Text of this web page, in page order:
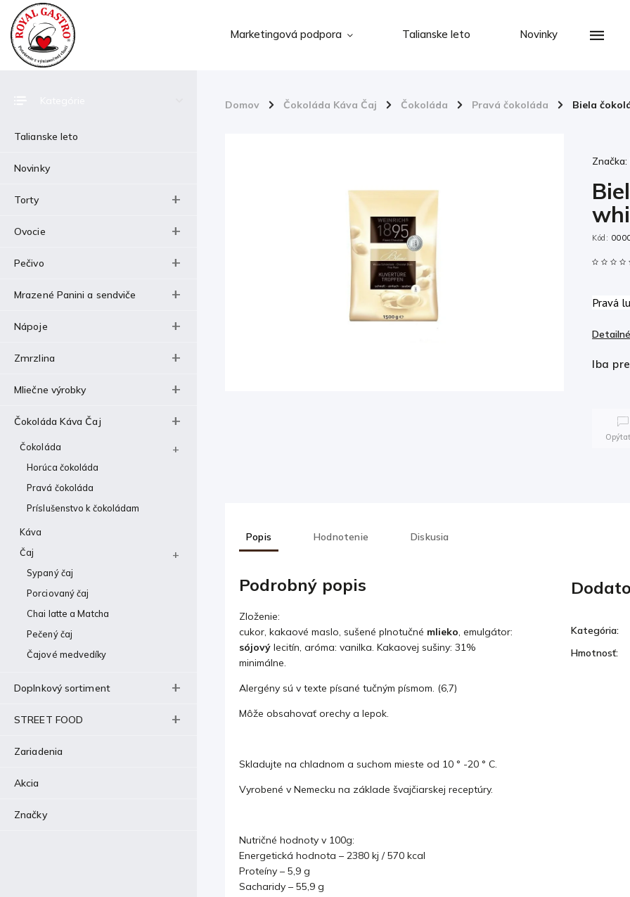
Marketingová podpora Talianske leto Novinky
Domov / Čokoláda Káva Čaj / Čokoláda / Pravá čokoláda / Biela
Talianske leto
Novinky
Torty
Ovocie
Pečivo
Mrazené Panini a sendviče
Nápoje
Zmrzlina
Mliečne výrobky
Čokoláda Káva Čaj
Čokoláda
Horúca čokoláda
Pravá čokoláda
Príslušenstvo k čokoládam
Káva
Čaj
Sypaný čaj
Porciovaný čaj
Chai latte a Matcha
Pečený čaj
Čajové medvedíky
Doplnkový sortiment
STREET FOOD
Zariadenia
Akcia
Značky
Kód:
Pravá
Značka:
Iba
Popis Hodnotenie Diskusia
Podrobný popis
Zloženie:
cukor, kakaové maslo, sušené plnotučné mlieko, emulgátor:
sójový lecitín, aróma: vanilka. Kakaovej sušiny: 31%
minimálne.
Alergény sú v texte písané tučným písmom. (6,7)
Môže obsahovať orechy a lepok.
Skladujte na chladnom a suchom mieste od 10 ° -20 ° C.
Vyrobené v Nemecku na základe švajčiarskej receptúry.
Nutričné hodnoty v 100g:
Energetická hodnota – 2380 kj / 570 kcal
Proteíny – 5,9 g
Sacharidy – 55,9 g
Kategória:
Hmotnosť: